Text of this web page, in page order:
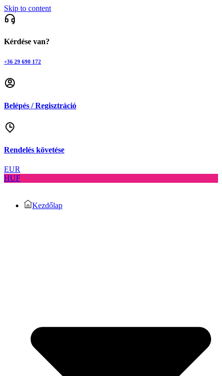
Skip to content
Kérdése van?
+36 29 690 172
Belépés / Regisztráció
Rendelés követése
EUR
HUF
Kezdőlap